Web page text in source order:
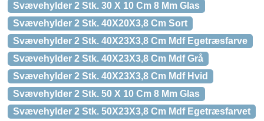
Svævehylder 2 Stk. 30 X 10 Cm 8 Mm Glas
Svævehylder 2 Stk. 40X20X3,8 Cm Sort
Svævehylder 2 Stk. 40X23X3,8 Cm Mdf Egetræsfarve
Svævehylder 2 Stk. 40X23X3,8 Cm Mdf Grå
Svævehylder 2 Stk. 40X23X3,8 Cm Mdf Hvid
Svævehylder 2 Stk. 50 X 10 Cm 8 Mm Glas
Svævehylder 2 Stk. 50X23X3,8 Cm Mdf Egetræsfarvet